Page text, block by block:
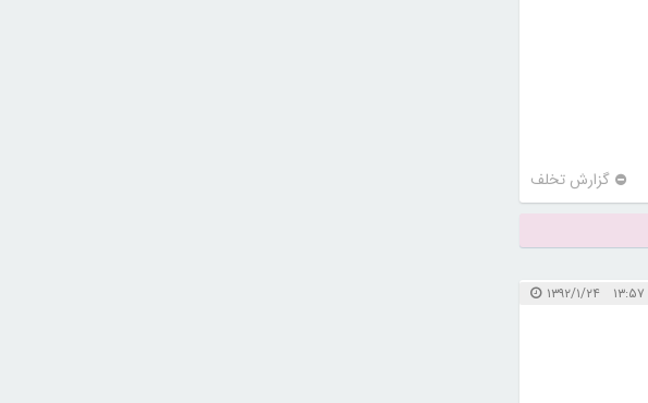
گزارش تخلف
۱۳:۵۷ ۱۳۹۲/۱/۲۴